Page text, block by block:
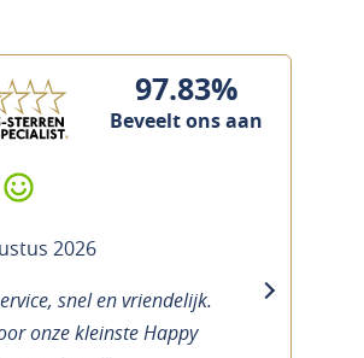
97.83%
Beveelt ons aan
2026
snel en vriendelijk.
onze kleinste Happy
next